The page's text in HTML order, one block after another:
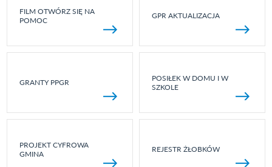
FILM OTWÓRZ SIĘ NA
POMOC
GPR AKTUALIZACJA
GRANTY PPGR
POSIŁEK W DOMU I W
SZKOLE
PROJEKT CYFROWA
GMINA
REJESTR ŻŁOBKÓW